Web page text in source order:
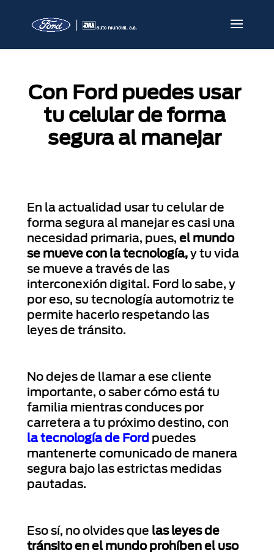
Con Ford puedes usar
tu celular de forma
segura al manejar
En la actualidad usar tu celular de
forma segura al manejar es casi una
necesidad primaria, pues, el mundo
se mueve con la tecnología,y tu vida
se mueve a través de las
interconexión digital. Ford lo sabe, y
por eso, su tecnología automotriz te
permite hacerlo respetando las
leyes de tránsito.
No dejes de llamar a ese cliente
importante, o saber cómo está tu
familia mientras conduces por
carretera a tu próximo destino, con
la tecnología de Ford puedes
mantenerte comunicado de manera
segura bajo las estrictas medidas
pautadas.
Eso sí, no olvides que las leyes de
tránsito en el mundo prohíben el uso